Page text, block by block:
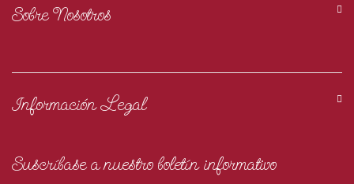
Sobre Nosotros
Información Legal
Suscríbase a nuestro boletín informativo